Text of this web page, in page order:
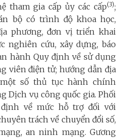
tham gia cấp ủy các cấp(3);
bộ có trình độ khoa học,
phương, đơn vị triển khai
nghiên cứu, xây dựng, báo
hành Quy định về sử dụng
viên điện tử; hướng dẫn địa
số thủ tục hành chính
Dịch vụ công quốc gia. Phối
về mức hỗ trợ đối với
trách về chuyển đổi số,
an ninh mạng. Gương